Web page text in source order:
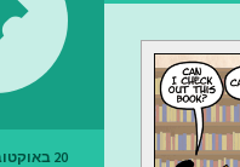
20 באוקטובר 2019